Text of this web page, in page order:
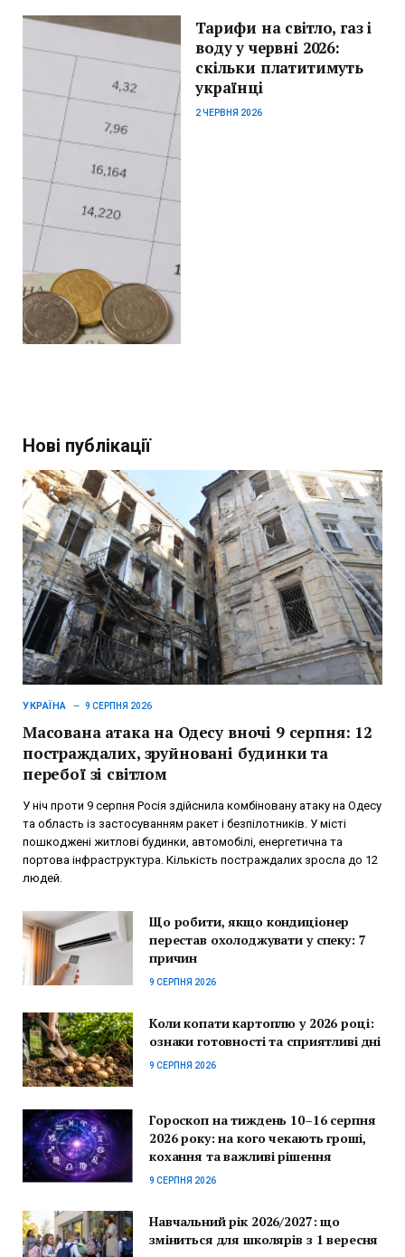
Тарифи на світло, газ і
воду у червні 2026:
скільки платитимуть
українці
2 ЧЕРВНЯ 2026
Нові публікації
УКРАЇНА 9 СЕРПНЯ 2026
Масована атака на Одесу вночі 9 серпня: 12
постраждалих, зруйновані будинки та
перебої зі світлом
У ніч проти 9 серпня Росія здійснила комбіновану атаку на Одесу
та область із застосуванням ракет і безпілотників. У місті
пошкоджені житлові будинки, автомобілі, енергетична та
портова інфраструктура. Кількість постраждалих зросла до 12
людей.
Що робити, якщо кондиціонер
перестав охолоджувати у спеку: 7
причин
9 СЕРПНЯ 2026
Коли копати картоплю у 2026 році:
ознаки готовності та сприятливі дні
9 СЕРПНЯ 2026
Гороскоп на тиждень 10–16 серпня
2026 року: на кого чекають гроші,
кохання та важливі рішення
9 СЕРПНЯ 2026
Навчальний рік 2026/2027: що
зміниться для школярів з 1 вересня